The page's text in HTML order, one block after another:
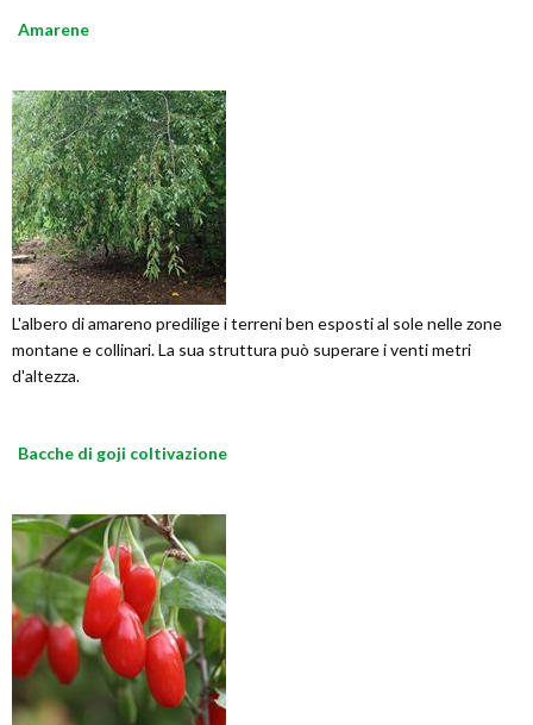
Amarene
L'albero di amareno predilige i terreni ben esposti al sole nelle zone
montane e collinari. La sua struttura può superare i venti metri
d'altezza.
Bacche di goji coltivazione